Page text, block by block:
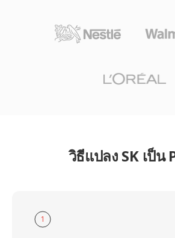
วิธีแปลง SK เป็น
1